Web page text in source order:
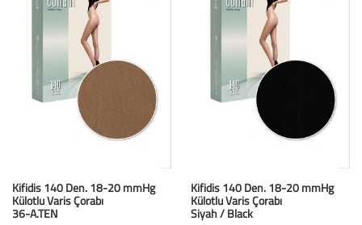
Kifidis 140 Den. 18-20 mmHg
Külotlu Varis Çorabı
36-A.TEN
Kifidis 140 Den. 18-20 mmHg
Külotlu Varis Çorabı
Siyah / Black